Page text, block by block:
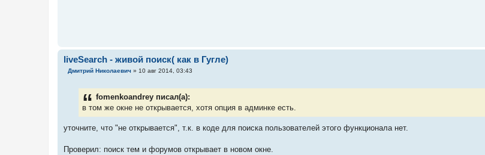
liveSearch - живой поиск( как в Гугле)
С
е
Дмитрий Николаевич » 10 авг 2014, 03:43
fomenkoandrey писал(а):
в том же окне не открывается, хотя опция в админке есть.
уточните, что "не открывается", т.к. в коде для поиска пользователей этого функционала нет.
Проверил: поиск тем и форумов открывает в новом окне.